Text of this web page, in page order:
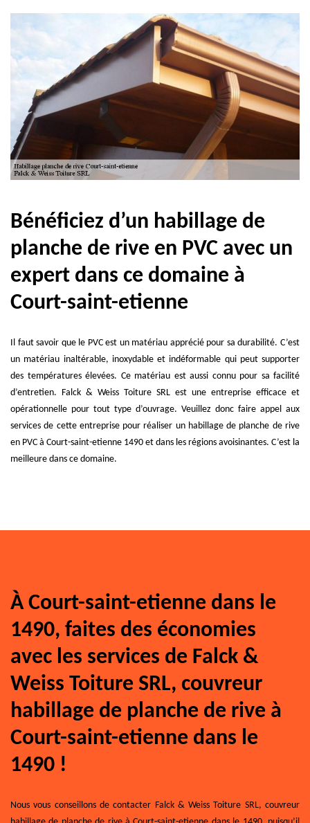
Bénéficiez d’un habillage de
planche de rive en PVC avec un
expert dans ce domaine à
Court-saint-etienne
Il faut savoir que le PVC est un matériau apprécié pour sa durabilité. C’est
un matériau inaltérable, inoxydable et indéformable qui peut supporter
des températures élevées. Ce matériau est aussi connu pour sa facilité
d’entretien. Falck & Weiss Toiture SRL est une entreprise efficace et
opérationnelle pour tout type d’ouvrage. Veuillez donc faire appel aux
services de cette entreprise pour réaliser un habillage de planche de rive
en PVC à Court-saint-etienne 1490 et dans les régions avoisinantes. C’est la
meilleure dans ce domaine.
À Court-saint-etienne dans le
1490, faites des économies
avec les services de Falck &
Weiss Toiture SRL, couvreur
habillage de planche de rive à
Court-saint-etienne dans le
1490 !
Nous vous conseillons de contacter Falck & Weiss Toiture SRL, couvreur